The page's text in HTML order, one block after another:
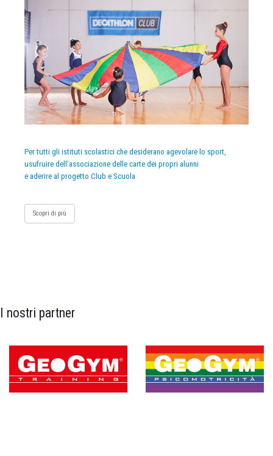
Per tutti gli istituti scolastici che desiderano agevolare lo sport,
usufruire dell’associazione delle carte dei propri alunni
e aderire al progetto Club e Scuola
Scopri di più
I nostri partner